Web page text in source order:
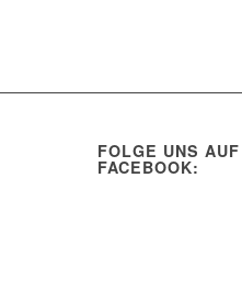
FOLGE UNS AUF
FACEBOOK: